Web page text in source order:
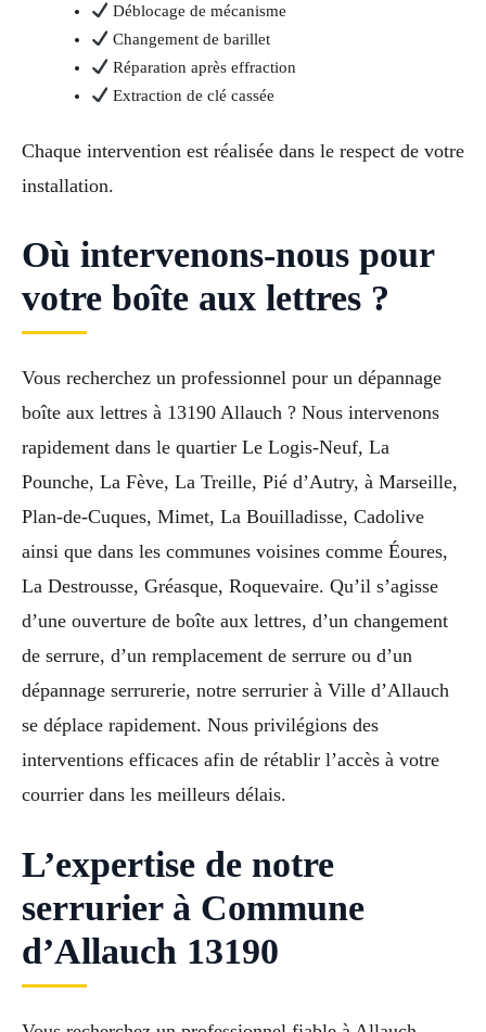
Déblocage de mécanisme
Changement de barillet
Réparation après effraction
Extraction de clé cassée
Chaque intervention est réalisée dans le respect de votre
installation.
Où intervenons-nous pour
votre boîte aux lettres ?
Vous recherchez un professionnel pour un dépannage
boîte aux lettres à 13190 Allauch ? Nous intervenons
rapidement dans le quartier Le Logis-Neuf, La
Pounche, La Fève, La Treille, Pié d’Autry, à Marseille,
Plan-de-Cuques, Mimet, La Bouilladisse, Cadolive
ainsi que dans les communes voisines comme Éoures,
La Destrousse, Gréasque, Roquevaire. Qu’il s’agisse
d’une ouverture de boîte aux lettres, d’un changement
de serrure, d’un remplacement de serrure ou d’un
dépannage serrurerie, notre serrurier à Ville d’Allauch
se déplace rapidement. Nous privilégions des
interventions efficaces afin de rétablir l’accès à votre
courrier dans les meilleurs délais.
L’expertise de notre
serrurier à Commune
d’Allauch 13190